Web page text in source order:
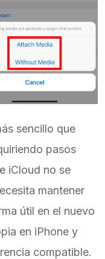
sencillo que
pasos
iCloud no se
mantener
útil en el nuevo
en iPhone y
compatible.